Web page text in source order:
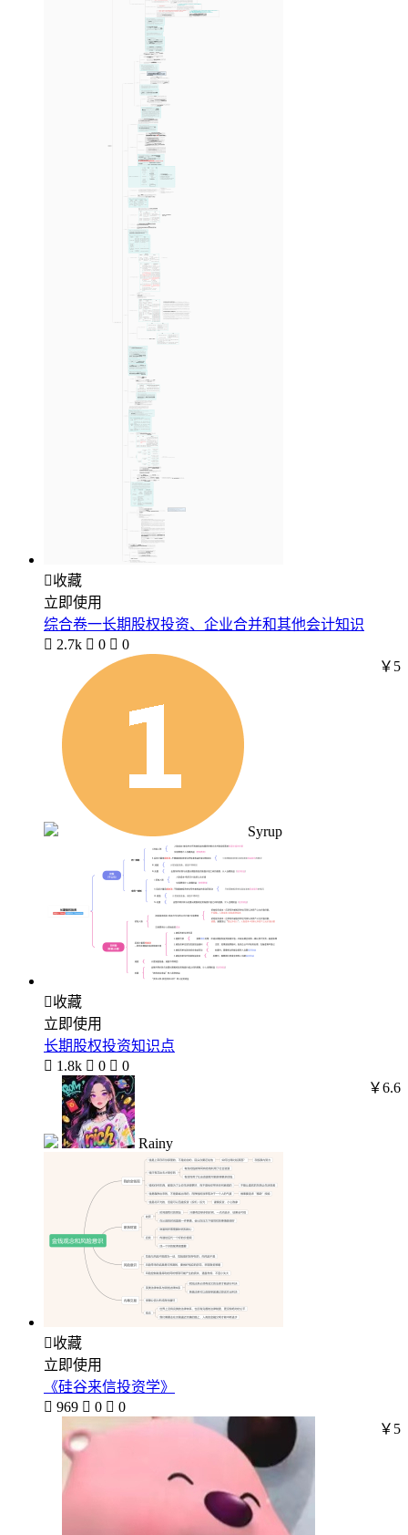
收藏
立即使用
综合卷一长期股权投资、企业合并和其他会计知识
 2.7k  0  0
Syrup
￥5
收藏
立即使用
长期股权投资知识点
 1.8k  0  0
Rainy
￥6.6
收藏
立即使用
《硅谷来信投资学》
 969  0  0
￥5